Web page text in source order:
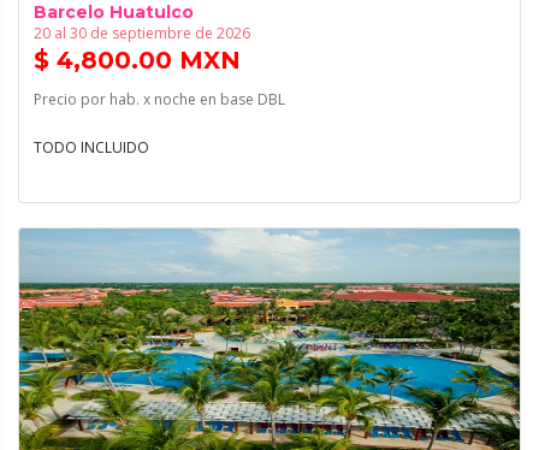
Barcelo Huatulco
20 al 30 de septiembre de 2026
$ 4,800.00 MXN
Precio por hab. x noche en base DBL
TODO INCLUIDO